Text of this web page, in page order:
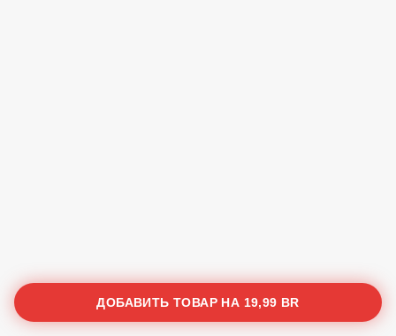
ДОБАВИТЬ ТОВАР НА 19,99 BR